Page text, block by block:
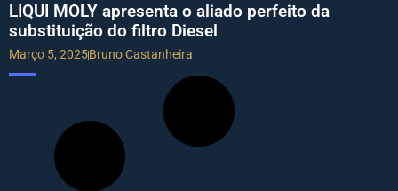
LIQUI MOLY apresenta o aliado perfeito da
substituição do filtro Diesel
Março 5, 2025Bruno Castanheira